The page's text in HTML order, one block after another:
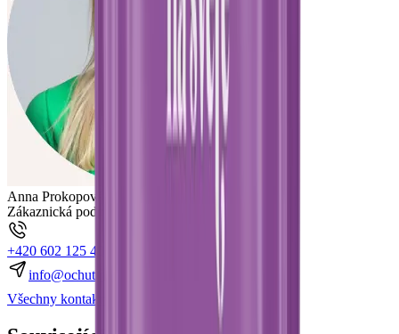
Anna Prokopová
Zákaznická podpora
+420 602 125 400
Po–Pá 7:00–15:30
info@ochutnejorech.cz
Všechny kontakty